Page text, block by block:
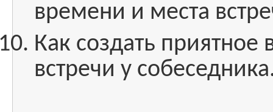
времени и места
Как создать
встречи у